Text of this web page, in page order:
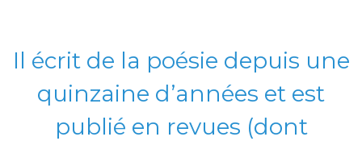
Il écrit de la poésie depuis une
quinzaine d’années et est
publié en revues (dont